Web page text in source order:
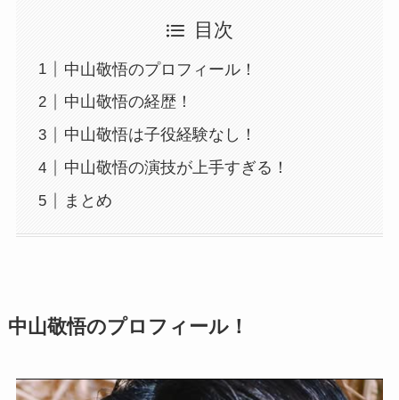
目次
中山敬悟のプロフィール！
中山敬悟の経歴！
中山敬悟は子役経験なし！
中山敬悟の演技が上手すぎる！
まとめ
中山敬悟のプロフィール！